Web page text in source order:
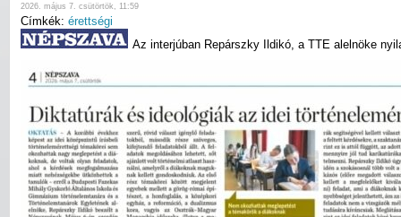
2026. május 7. csütörtök, 11:59
Címkék: érettségi
Az interjúban Repárszky Ildikó, a TTE alelnöke